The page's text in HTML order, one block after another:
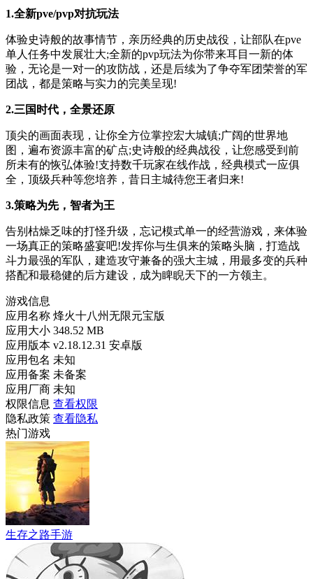
1.全新pve/pvp对抗玩法
体验史诗般的故事情节，亲历经典的历史战役，让部队在pve
单人任务中发展壮大;全新的pvp玩法为你带来耳目一新的体
验，无论是一对一的攻防战，还是后续为了争夺军团荣誉的军
团战，都是策略与实力的完美呈现!
2.三国时代，全景还原
顶尖的画面表现，让你全方位掌控宏大城镇;广阔的世界地
图，遍布资源丰富的矿点;史诗般的经典战役，让您感受到前
所未有的恢弘体验!支持数千玩家在线作战，经典模式一应俱
全，顶级兵种等您培养，昔日主城待您王者归来!
3.策略为先，智者为王
告别枯燥乏味的打怪升级，忘记模式单一的经营游戏，来体验
一场真正的策略盛宴吧!发挥你与生俱来的策略头脑，打造战
斗力最强的军队，建造攻守兼备的强大主城，用最多变的兵种
搭配和最稳健的后方建设，成为睥睨天下的一方领主。
游戏信息
应用名称 烽火十八州无限元宝版
应用大小 348.52 MB
应用版本 v2.18.12.31 安卓版
应用包名 未知
应用备案 未备案
应用厂商 未知
权限信息 查看权限
隐私政策 查看隐私
热门游戏
生存之路手游